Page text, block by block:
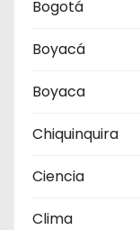
Bogotá
Boyacá
Boyaca
Chiquinquira
Ciencia
Clima